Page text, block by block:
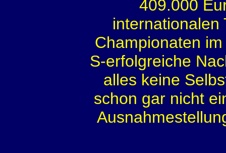
409.000
internationalen
Championaten
S-erfolgreiche
alles keine
schon gar nicht